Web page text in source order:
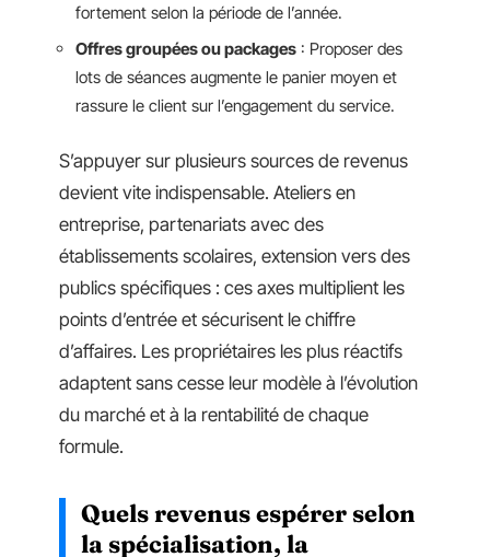
fortement selon la période de l’année.
Offres groupées ou packages : Proposer des
lots de séances augmente le panier moyen et
rassure le client sur l’engagement du service.
S’appuyer sur plusieurs sources de revenus
devient vite indispensable. Ateliers en
entreprise, partenariats avec des
établissements scolaires, extension vers des
publics spécifiques : ces axes multiplient les
points d’entrée et sécurisent le chiffre
d’affaires. Les propriétaires les plus réactifs
adaptent sans cesse leur modèle à l’évolution
du marché et à la rentabilité de chaque
formule.
Quels revenus espérer selon
la spécialisation, la